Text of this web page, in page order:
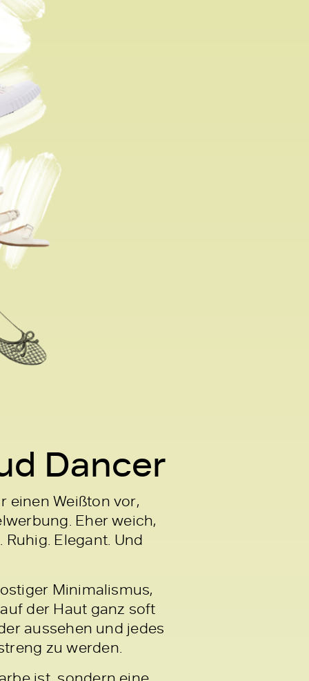
Dancer
einen Weißton vor,
Eher weich,
Elegant. Und
Minimalismus,
der Haut ganz soft
aussehen und jedes
zu werden.